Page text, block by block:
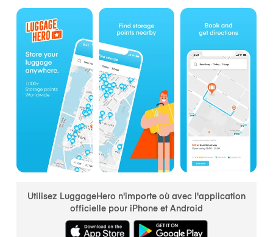
Utilisez LuggageHero n'importe où avec l'application
officielle pour iPhone et Android